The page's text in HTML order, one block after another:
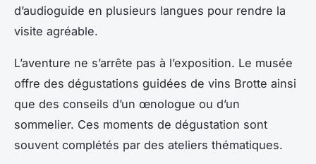
d’audioguide en plusieurs langues pour rendre la
visite agréable.
L’aventure ne s’arrête pas à l’exposition. Le musée
offre des dégustations guidées de vins Brotte ainsi
que des conseils d’un œnologue ou d’un
sommelier. Ces moments de dégustation sont
souvent complétés par des ateliers thématiques.